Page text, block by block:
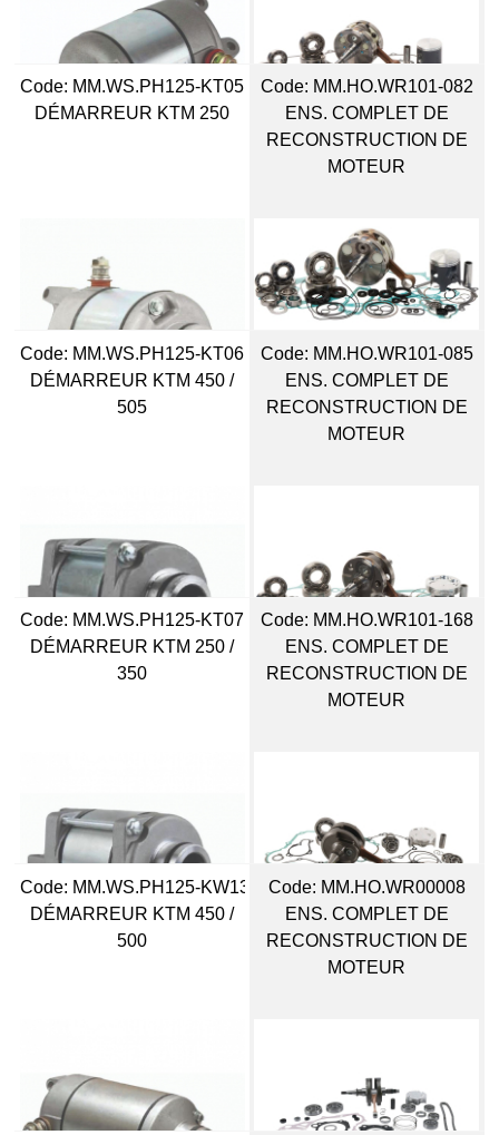
Code: MM.WS.PH125-KT05
DÉMARREUR KTM 250
Code: MM.HO.WR101-082
ENS. COMPLET DE
RECONSTRUCTION DE
MOTEUR
Code: MM.WS.PH125-KT06
DÉMARREUR KTM 450 /
505
Code: MM.HO.WR101-085
ENS. COMPLET DE
RECONSTRUCTION DE
MOTEUR
Code: MM.WS.PH125-KT07
DÉMARREUR KTM 250 /
350
Code: MM.HO.WR101-168
ENS. COMPLET DE
RECONSTRUCTION DE
MOTEUR
Code: MM.WS.PH125-KW13
DÉMARREUR KTM 450 /
500
Code: MM.HO.WR00008
ENS. COMPLET DE
RECONSTRUCTION DE
MOTEUR